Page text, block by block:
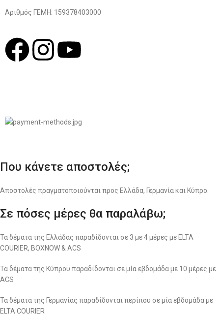
Αριθμός ΓΕΜΗ: 159378403000
Που κάνετε αποστολές;
Αποστολές πραγματοποιούνται προς Ελλάδα, Γερμανία και Κύπρο.
Σε πόσες μέρες θα παραλάβω;
Τα δέματα της Ελλάδας παραδίδονται σε 3 με 4 μέρες με ELTA
COURIER, BOXNOW & ACS
Τα δέματα της Κύπρου παραδίδονται σε μία εβδομάδα με 10 μέρες με
ACS
Τα δέματα της Γερμανίας παραδίδονται περίπου σε μία εβδομάδα με
ELTA COURIER